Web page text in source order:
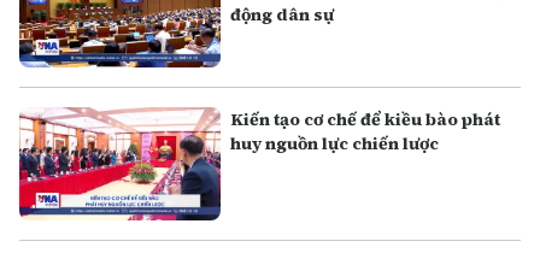
động dân sự
Kiến tạo cơ chế để kiều bào phát
huy nguồn lực chiến lược